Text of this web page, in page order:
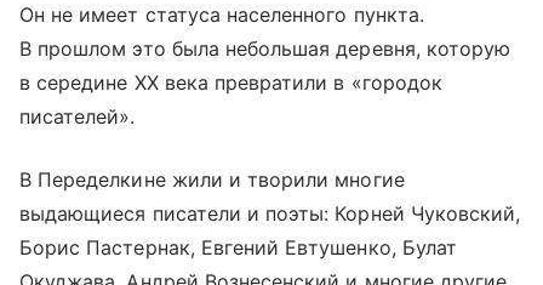
Он не имеет статуса населенного пункта.
В прошлом это была небольшая деревня, которую
в середине ХХ века превратили в «городок
писателей».
В Переделкине жили и творили многие
выдающиеся писатели и поэты: Корней Чуковский,
Борис Пастернак, Евгений Евтушенко, Булат